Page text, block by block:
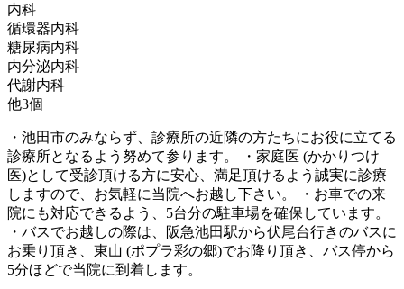
内科
循環器内科
糖尿病内科
内分泌内科
代謝内科
他3個
・池田市のみならず、診療所の近隣の方たちにお役に立てる
診療所となるよう努めて参ります。 ・家庭医 (かかりつけ
医)として受診頂ける方に安心、満足頂けるよう誠実に診療
しますので、お気軽に当院へお越し下さい。 ・お車での来
院にも対応できるよう、5台分の駐車場を確保しています。
・バスでお越しの際は、阪急池田駅から伏尾台行きのバスに
お乗り頂き、東山 (ポプラ彩の郷)でお降り頂き、バス停から
5分ほどで当院に到着します。